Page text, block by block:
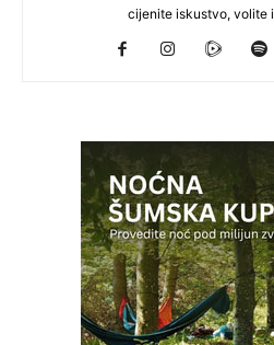
cijenite iskustvo, volite